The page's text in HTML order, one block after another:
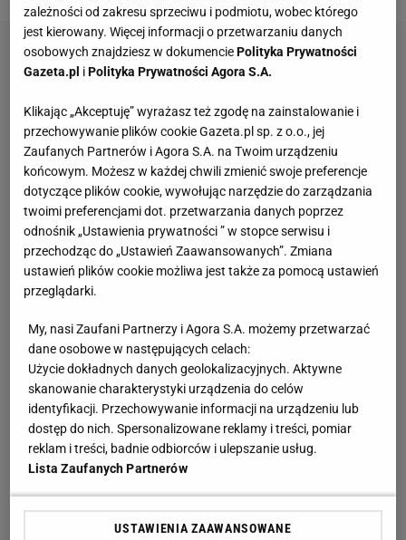
zależności od zakresu sprzeciwu i podmiotu, wobec którego
jest kierowany. Więcej informacji o przetwarzaniu danych
osobowych znajdziesz w dokumenciePolityka Prywatności
Gazeta.pl iPolityka Prywatności Agora S.A.
Klikając „Akceptuję” wyrażasz też zgodę na zainstalowanie i
przechowywanie plików cookie Gazeta.pl sp. z o.o., jej
Zaufanych Partnerów i Agora S.A. na Twoim urządzeniu
końcowym. Możesz w każdej chwili zmienić swoje preferencje
dotyczące plików cookie, wywołując narzędzie do zarządzania
twoimi preferencjami dot. przetwarzania danych poprzez
odnośnik „Ustawienia prywatności ” w stopce serwisu i
przechodząc do „Ustawień Zaawansowanych”. Zmiana
ustawień plików cookie możliwa jest także za pomocą ustawień
przeglądarki.
My, nasi Zaufani Partnerzy i Agora S.A. możemy przetwarzać
dane osobowe w następujących celach:
Użycie dokładnych danych geolokalizacyjnych. Aktywne
skanowanie charakterystyki urządzenia do celów
identyfikacji. Przechowywanie informacji na urządzeniu lub
dostęp do nich. Spersonalizowane reklamy i treści, pomiar
reklam i treści, badnie odbiorców i ulepszanie usług.
Lista Zaufanych Partnerów
USTAWIENIA ZAAWANSOWANE